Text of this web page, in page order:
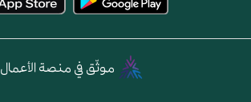
موثّق في منصة الأعمال